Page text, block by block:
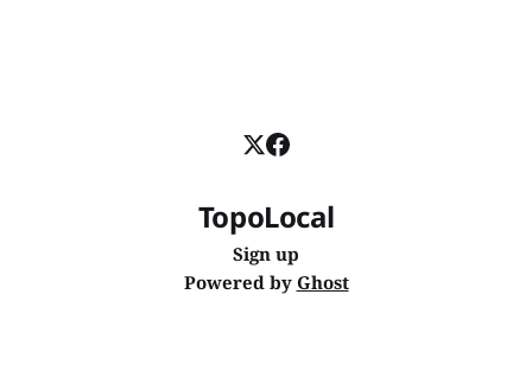
TopoLocal
Sign up
Powered by Ghost